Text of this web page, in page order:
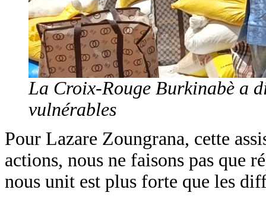
La Croix-Rouge Burkinabè a
vulnérables
Pour Lazare Zoungrana, cette
actions, nous ne faisons pas que
nous unit est plus forte que les